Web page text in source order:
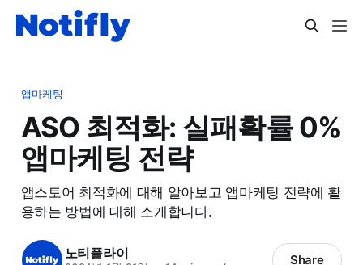
앱마케팅
ASO 최적화: 실패확률 0%
앱마케팅 전략
앱스토어 최적화에 대해 알아보고 앱마케팅 전략에 활
용하는 방법에 대해 소개합니다.
노티플라이 Share